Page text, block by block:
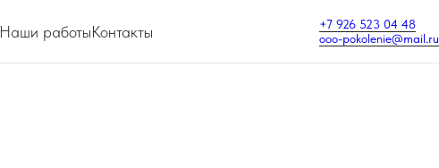
Наши работыКонтакты
+7 926 523 04 48
ooo-pokolenie@mail.ru